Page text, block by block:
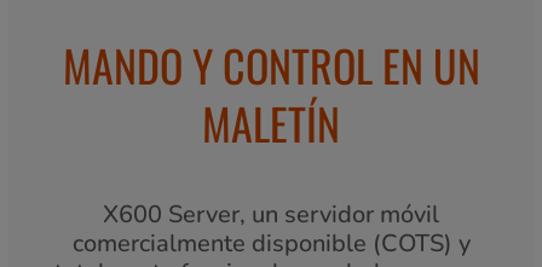
MANDO Y CONTROL EN UN
MALETÍN
X600 Server, un servidor móvil
comercialmente disponible (COTS) y